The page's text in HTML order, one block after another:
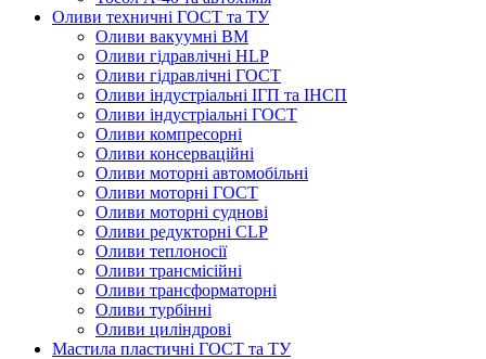
Оливи техничні ГОСТ та ТУ
Оливи вакуумні ВМ
Оливи гідравлічні HLP
Оливи гідравлічні ГОСТ
Оливи індустріальні ІГП та ІНСП
Оливи індустріальні ГОСТ
Оливи компресорні
Оливи консерваційні
Оливи моторні автомобільні
Оливи моторні ГОСТ
Оливи моторні суднові
Оливи редукторні CLP
Оливи теплоносії
Оливи трансмісійні
Оливи трансформаторні
Оливи турбінні
Оливи циліндрові
Мастила пластичні ГОСТ та ТУ